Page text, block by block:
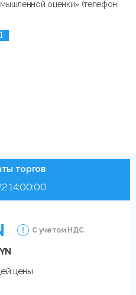
оценки» (телефон
торгов
14:00:00
С учетом НДС
цены